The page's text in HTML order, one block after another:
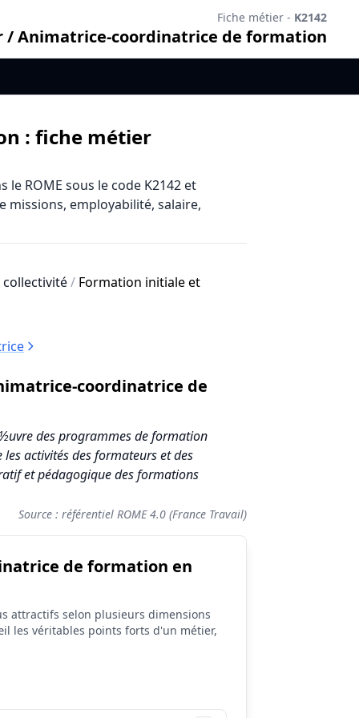
Fiche métier - K2142
Animatrice-coordinatrice de formation
: fiche métier
le ROME sous le code K2142 et
missions, employabilité, salaire,
collectivité/ Formation initiale et
coordinatrice de
des programmes de formation
activités des formateurs et des
et pédagogique des formations
Source : référentiel ROME 4.0 (France Travail)
de formation en
attractifs selon plusieurs dimensions
les véritables points forts d'un métier,